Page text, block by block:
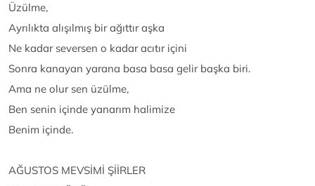
Üzülme,
Ayrılıkta alışılmış bir ağıttır aşka
Ne kadar seversen o kadar acıtır içini
Sonra kanayan yarana basa basa gelir başka biri.
Ama ne olur sen üzülme,
Ben senin içinde yanarım halimize
Benim içinde.
AĞUSTOS MEVSİMİ ŞİİRLER